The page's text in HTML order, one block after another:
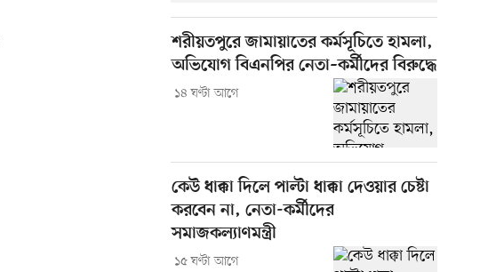
শরীয়তপুরে জামায়াতের কর্মসূচিতে হামলা,
অভিযোগ বিএনপির নেতা–কর্মীদের বিরুদ্ধে
১৪ ঘণ্টা আগে
কেউ ধাক্কা দিলে পাল্টা ধাক্কা দেওয়ার চেষ্টা
করবেন না, নেতা-কর্মীদের
সমাজকল্যাণমন্ত্রী
১৫ ঘণ্টা আগে